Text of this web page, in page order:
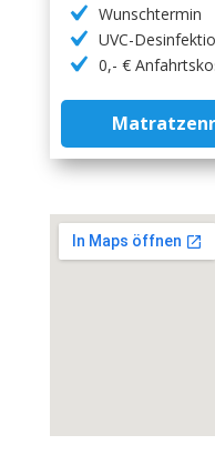
Wunschtermin
UVC-
0,- €